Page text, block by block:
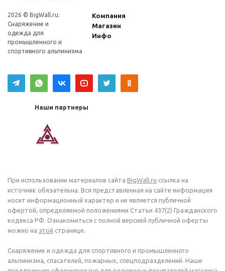
2026 © BigWall.ru:
Снаряжение и
одежда для
промышленного и
спортивного альпинизма
Компания
Магазин
Инфо
Наши партнеры
При использовании материалов сайта BigWall.ru ссылка на
источник обязательна. Вся представленная на сайте информация
носит информационный характер и не является публичной
офертой, определяемой положениями Статьи 437(2) Гражданского
кодекса РФ. Ознакомиться с полной версией публичной оферты
можно на этой странице.
Снаряжение и одежда для спортивного и промышленного
альпинизма, спасателей, пожарных, спецподразделений. Наше